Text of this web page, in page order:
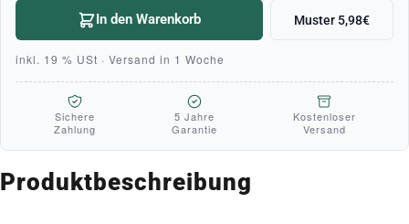
In den Warenkorb Muster 5,98€
inkl. 19 % USt · Versand in 1 Woche
Sichere
Zahlung
5 Jahre
Garantie
Kostenloser
Versand
Produktbeschreibung